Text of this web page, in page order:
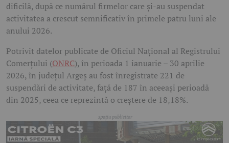
dificilă, după ce numărul firmelor care și-au suspendat
activitatea a crescut semnificativ în primele patru luni ale
anului 2026.
Potrivit datelor publicate de Oficiul Național al Registrului
Comerțului (ONRC), în perioada 1 ianuarie – 30 aprilie
2026, în județul Argeș au fost înregistrate 221 de
suspendări de activitate, față de 187 în aceeași perioadă
din 2025, ceea ce reprezintă o creștere de 18,18%.